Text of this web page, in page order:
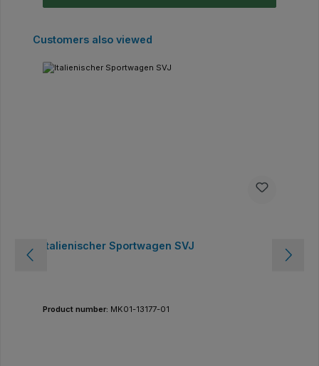
Salta la galleria dei prodotti
Customers also viewed
Italienischer Sportwagen SVJ
Product number: MK01-13177-01